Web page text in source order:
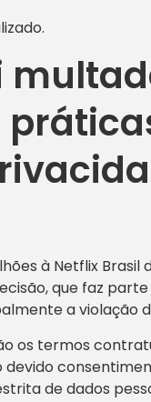
à Netflix
que faz
a violação
os termos
de dados